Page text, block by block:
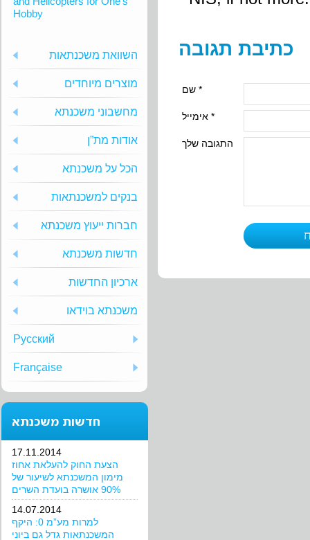
Hobby
השוואת משכנתאות
מוצרים מיוחדים
מחשבוני משכנתא
אודות מת”ן
הכל על משכנתא
בנקים למשכנתאות
חברות ייעוץ משכנתא
חדשות משכנתא
ארכיון החדשות
משכנתא בוידאו
Русский
Française
חדשות משכנתא
17.11.2014
הצעת החוק להעלאת אחוז
מימון המשכנתא לשיעור של
90% אושרה בועדת השרים
14.07.2014
למרות מע”מ 0: היקף
המשכנתאות גדל גם ביוני
כתיבת תגובה
שם *
אימייל *
התגובה שלך